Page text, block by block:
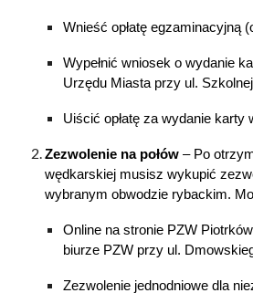
Wnieść opłatę egzaminacyjną
Wypełnić wniosek o wydanie
Urzędu Miasta przy ul.
Uiścić opłatę za wydanie karty
Zezwolenie na połów – Po
wędkarskiej musisz wykupić
wybranym obwodzie rybackim.
Online na stronie PZW
biurze PZW przy ul.
Zezwolenie jednodniowe dla